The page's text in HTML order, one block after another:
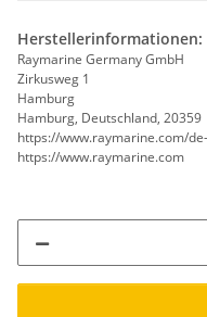
Herstellerinformationen:
Raymarine Germany GmbH
Zirkusweg 1
Hamburg
Hamburg, Deutschland, 20359
https://www.raymarine.com/
https://www.raymarine.com